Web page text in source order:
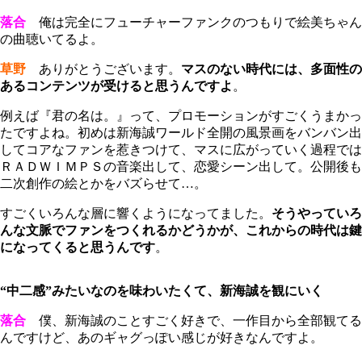
落合 俺は完全にフューチャーファンクのつもりで絵美ちゃん
の曲聴いてるよ。
草野 ありがとうございます。 マスのない時代には、多面性の
あるコンテンツが受けると思うんですよ 。
例えば『君の名は。』って、プロモーションがすごくうまかっ
たですよね。初めは新海誠ワールド全開の風景画をバンバン出
してコアなファンを惹きつけて、マスに広がっていく過程では
ＲＡＤＷＩＭＰＳの音楽出して、恋愛シーン出して。公開後も
二次創作の絵とかをバズらせて…。
すごくいろんな層に響くようになってました。 そうやっていろ
んな文脈でファンをつくれるかどうかが、これからの時代は鍵
になってくると思うんです。
“中二感”みたいなのを味わいたくて、新海誠を観にいく
落合 僕、新海誠のことすごく好きで、一作目から全部観てる
んですけど、あのギャグっぽい感じが好きなんですよ。